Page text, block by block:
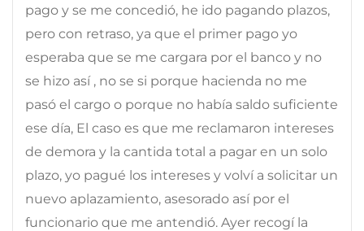
pago y se me concedió, he ido pagando plazos,
pero con retraso, ya que el primer pago yo
esperaba que se me cargara por el banco y no
se hizo así , no se si porque hacienda no me
pasó el cargo o porque no había saldo suficiente
ese día, El caso es que me reclamaron intereses
de demora y la cantida total a pagar en un solo
plazo, yo pagué los intereses y volví a solicitar un
nuevo aplazamiento, asesorado así por el
funcionario que me antendió. Ayer recogí la